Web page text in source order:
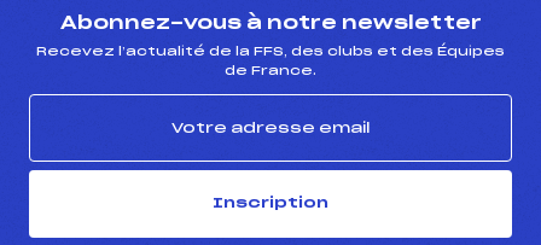
Abonnez-vous à notre newsletter
Recevez l’actualité de la FFS, des clubs et des Équipes
de France.
Inscription